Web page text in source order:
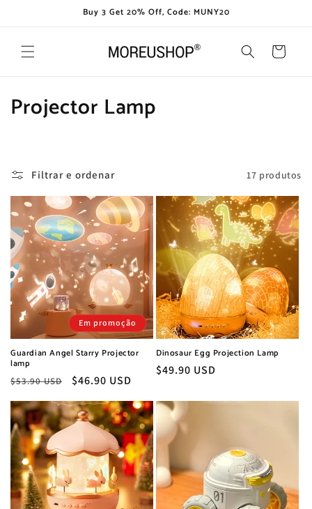
Buy 3 Get 20% Off, Code: MUNY20
Carrinho
C
l
e
ç
ã
o
:
Projector Lamp
Filtrar e ordenar 17 produtos
Em promoção
Guardian Angel Starry Projector
lamp
Preço
$53.90 USD
Preço
saldo
$46.90 USD
Dinosaur Egg Projection Lamp
Preço
$49.90 USD